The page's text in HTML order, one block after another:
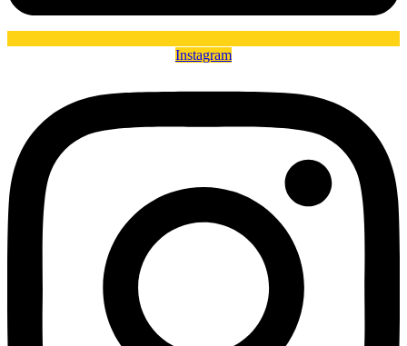
Instagram